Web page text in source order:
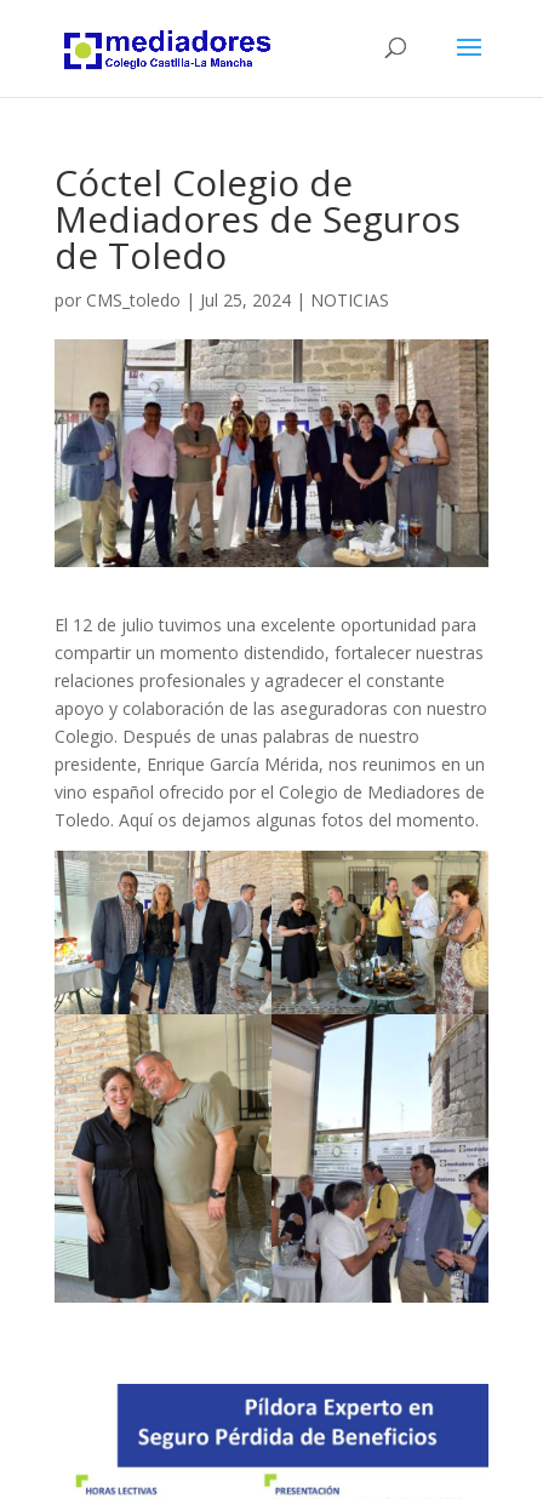
Cóctel Colegio de
Mediadores de Seguros
de Toledo
por CMS_toledo | Jul 25, 2024| NOTICIAS
El 12 de julio tuvimos una excelente oportunidad para
compartir un momento distendido, fortalecer nuestras
relaciones profesionales y agradecer el constante
apoyo y colaboración de las aseguradoras con nuestro
Colegio. Después de unas palabras de nuestro
presidente, Enrique García Mérida, nos reunimos en un
vino español ofrecido por el Colegio de Mediadores de
Toledo. Aquí os dejamos algunas fotos del momento.